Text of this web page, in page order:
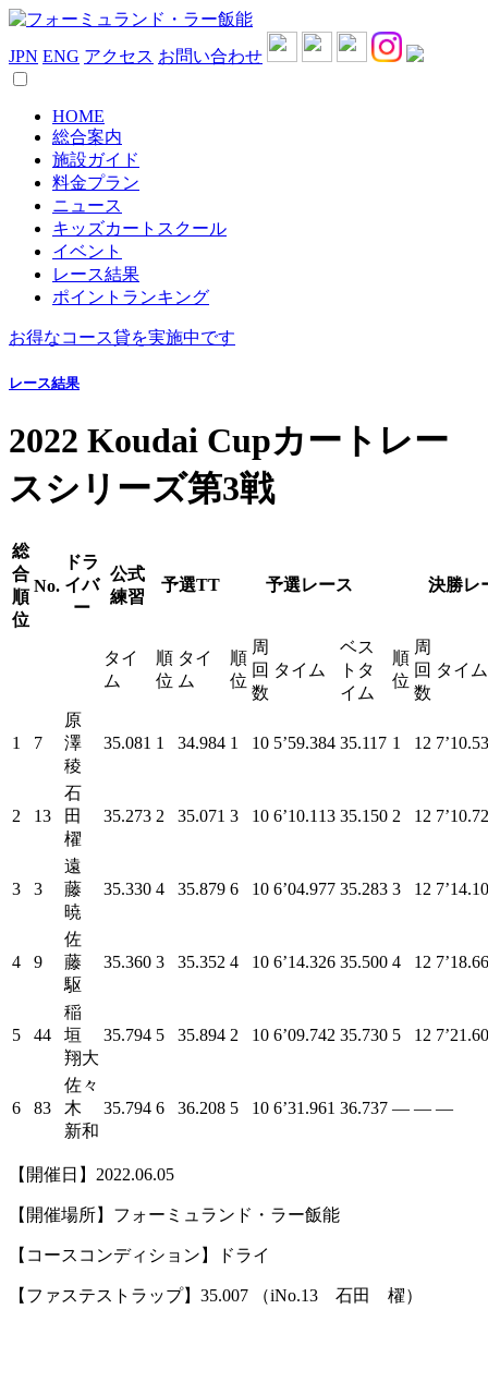
JPN ENG アクセス お問い合わせ
HOME
総合案内
施設ガイド
料金プラン
ニュース
キッズカートスクール
イベント
レース結果
ポイントランキング
お得なコース貸を実施中です
レース結果
2022 Koudai Cupカートレー
スシリーズ第3戦
総
合
順
位
No.
ドラ
イバ
ー
公式
練習
予選TT 予選レース 決勝レ
タイ
ム
順
位
タイ
ム
順
位
周
回
数
タイム
ベス
トタ
イム
順
位
周
回
数
タイム
1 7
原
澤
稜
35.081 1 34.984 1 10 5’59.384 35.117 1 12
2 13
石
田
櫂
35.273 2 35.071 3 10 6’10.113 35.150 2 12
3 3
遠
藤
暁
35.330 4 35.879 6 10 6’04.977 35.283 3 12
4 9
佐
藤
駆
35.360 3 35.352 4 10 6’14.326 35.500 4 12
5 44
稲
垣
翔大
35.794 5 35.894 2 10 6’09.742 35.730 5 12
6 83
佐々
木
新和
35.794 6 36.208 5 10 6’31.961 36.737 ― ― ―
【開催日】2022.06.05
【開催場所】フォーミュランド・ラー飯能
【コースコンディション】ドライ
【ファステストラップ】35.007 （iNo.13 石田 櫂）